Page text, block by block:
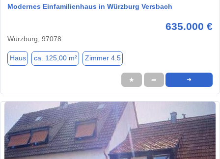
Modernes Einfamilienhaus in Würzburg Versbach
635.000 €
Würzburg, 97078
Haus ca. 125,00 m² Zimmer 4.5
★ ➦ ➜